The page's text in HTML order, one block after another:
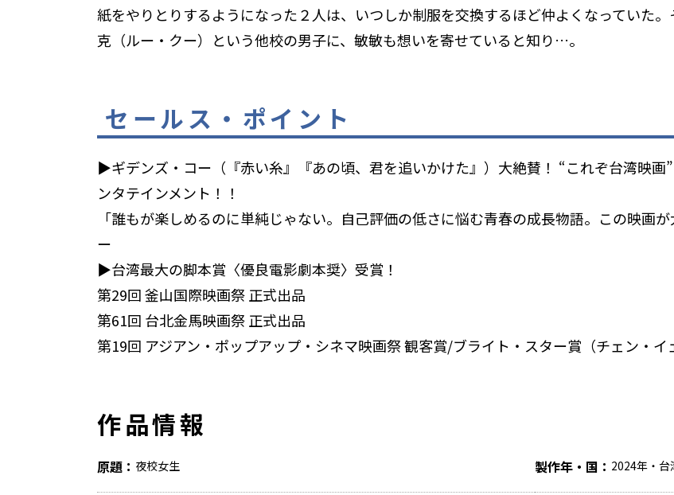
紙をやりとりするようになった２人は、いつしか制服を交換するほど仲よくなっていた
克（ルー・クー）という他校の男子に、敏敏も想いを寄せていると知り…。
セールス・ポイント
▶ギデンズ・コー（『赤い糸』『あの頃、君を追いかけた』）大絶賛！ “これぞ台湾映画
ンタテインメント！！
「誰もが楽しめるのに単純じゃない。自己評価の低さに悩む青春の成長物語。この映画が
ー
▶台湾最大の脚本賞〈優良電影劇本奨〉受賞！
第29回 釜山国際映画祭 正式出品
第61回 台北金馬映画祭 正式出品
第19回 アジアン・ポップアップ・シネマ映画祭 観客賞/ブライト・スター賞（チェン・イ
作品情報
原題 夜校女生 製作年・国 2024年・台